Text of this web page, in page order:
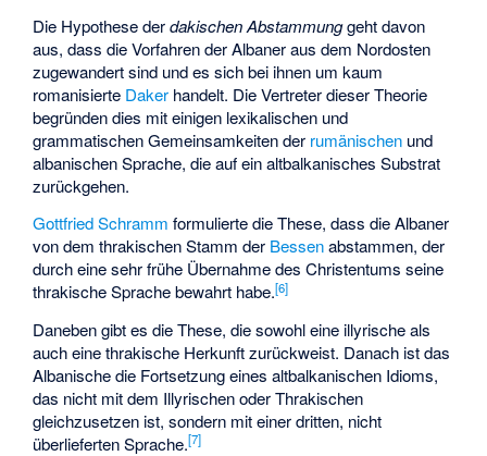
Die Hypothese derdakischen Abstammunggeht davon
aus, dass die Vorfahren der Albaner aus dem Nordosten
zugewandert sind und es sich bei ihnen um kaum
romanisierte Daker handelt. Die Vertreter dieser Theorie
begründen dies mit einigen lexikalischen und
grammatischen Gemeinsamkeiten der rumänischen und
albanischen Sprache, die auf ein altbalkanisches Substrat
zurückgehen.
Gottfried Schramm formulierte die These, dass die Albaner
von dem thrakischen Stamm der Bessenabstammen, der
durch eine sehr frühe Übernahme des Christentums seine
thrakische Sprache bewahrt habe.[6]
Daneben gibt es die These, die sowohl eine illyrische als
auch eine thrakische Herkunft zurückweist. Danach ist das
Albanische die Fortsetzung eines altbalkanischen Idioms,
das nicht mit dem Illyrischen oder Thrakischen
gleichzusetzen ist, sondern mit einer dritten, nicht
überlieferten Sprache.[7]